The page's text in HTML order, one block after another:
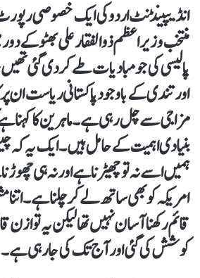
انڈیپینڈنٹ اردو کی ایک خصوصی
منتخب وزیر اعظم ذوالفقار علی بھٹو کے
پالیسی کی جو مبادیات طے کر دی گئی
اور تندی کے باوجود پاکستانی ریاست ان
مزاجی سے چل رہی ہے۔ ماہرین کا کہنا
بنیادی اہمیت کے حامل ہیں۔ ایک یہ
ہمیں اسے نہ تو چھیڑنا ہے اور نہ ہی
امریکہ کو بھی ساتھ لے کر چلنا ہے۔
قائم رکھنا آسان نہیں تھا لیکن یہ توازن
کوشش کی گئی اور آج تک کی جا رہی ہے۔